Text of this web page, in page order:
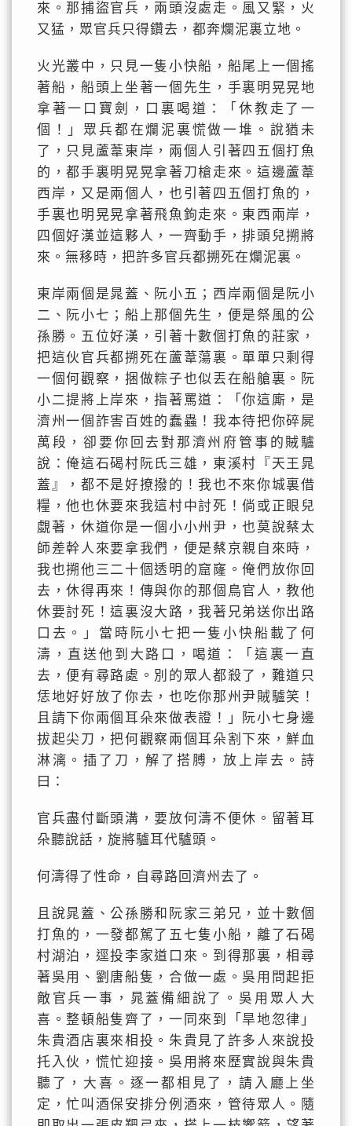
來。那捕盜官兵，兩頭沒處走。風又緊，火
又猛，眾官兵只得鑽去，都奔爛泥裏立地。
火光叢中，只見一隻小快船，船尾上一個搖
著船，船頭上坐著一個先生，手裏明晃晃地
拿著一口寶劍，口裏喝道：「休教走了一
個！」眾兵都在爛泥裏慌做一堆。說猶未
了，只見蘆葦東岸，兩個人引著四五個打魚
的，都手裏明晃晃拿著刀槍走來。這邊蘆葦
西岸，又是兩個人，也引著四五個打魚的，
手裏也明晃晃拿著飛魚鉤走來。東西兩岸，
四個好漢並這夥人，一齊動手，排頭兒搠將
來。無移時，把許多官兵都搠死在爛泥裏。
東岸兩個是晁蓋、阮小五；西岸兩個是阮小
二、阮小七；船上那個先生，便是祭風的公
孫勝。五位好漢，引著十數個打魚的莊家，
把這伙官兵都搠死在蘆葦蕩裏。單單只剩得
一個何觀察，捆做粽子也似丟在船艙裏。阮
小二提將上岸來，指著罵道：「你這廝，是
濟州一個詐害百姓的蠢蟲！我本待把你碎屍
萬段，卻要你回去對那濟州府管事的賊驢
說：俺這石碣村阮氏三雄，東溪村『天王晁
蓋』，都不是好撩撥的！我也不來你城裏借
糧，他也休要來我這村中討死！倘或正眼兒
覷著，休道你是一個小小州尹，也莫說蔡太
師差幹人來要拿我們，便是蔡京親自來時，
我也搠他三二十個透明的窟窿。俺們放你回
去，休得再來！傳與你的那個鳥官人，教他
休要討死！這裏沒大路，我著兄弟送你出路
口去。」當時阮小七把一隻小快船載了何
濤，直送他到大路口，喝道：「這裏一直
去，便有尋路處。別的眾人都殺了，難道只
恁地好好放了你去，也吃你那州尹賊驢笑！
且請下你兩個耳朵來做表證！」阮小七身邊
拔起尖刀，把何觀察兩個耳朵割下來，鮮血
淋漓。插了刀，解了搭膊，放上岸去。詩
曰：
官兵盡付斷頭溝，要放何濤不便休。留著耳
朵聽說話，旋將驢耳代驢頭。
何濤得了性命，自尋路回濟州去了。
且說晁蓋、公孫勝和阮家三弟兄，並十數個
打魚的，一發都駕了五七隻小船，離了石碣
村湖泊，逕投李家道口來。到得那裏，相尋
著吳用、劉唐船隻，合做一處。吳用問起拒
敵官兵一事，晁蓋備細說了。吳用眾人大
喜。整頓船隻齊了，一同來到「旱地忽律」
朱貴酒店裏來相投。朱貴見了許多人來說投
托入伙，慌忙迎接。吳用將來歷實說與朱貴
聽了，大喜。逐一都相見了，請入廳上坐
定，忙叫酒保安排分例酒來，管待眾人。隨